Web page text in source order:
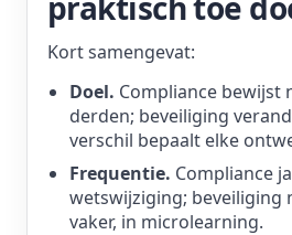
Kort samengevat:
Doel. Compliance bewijst
derden; beveiliging
verschil bepaalt elke
Frequentie. Compliance
wetswijziging; beveiliging
vaker, in microlearning.